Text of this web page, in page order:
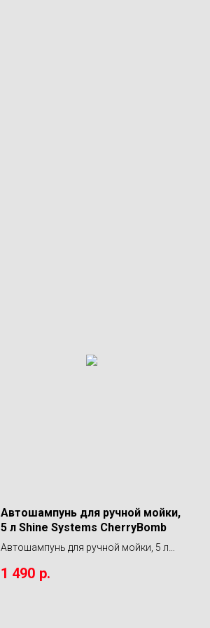
Автошампунь для ручной мойки,
5 л Shine Systems CherryBomb
Автошампунь для ручной мойки, 5 л
1 490 р.